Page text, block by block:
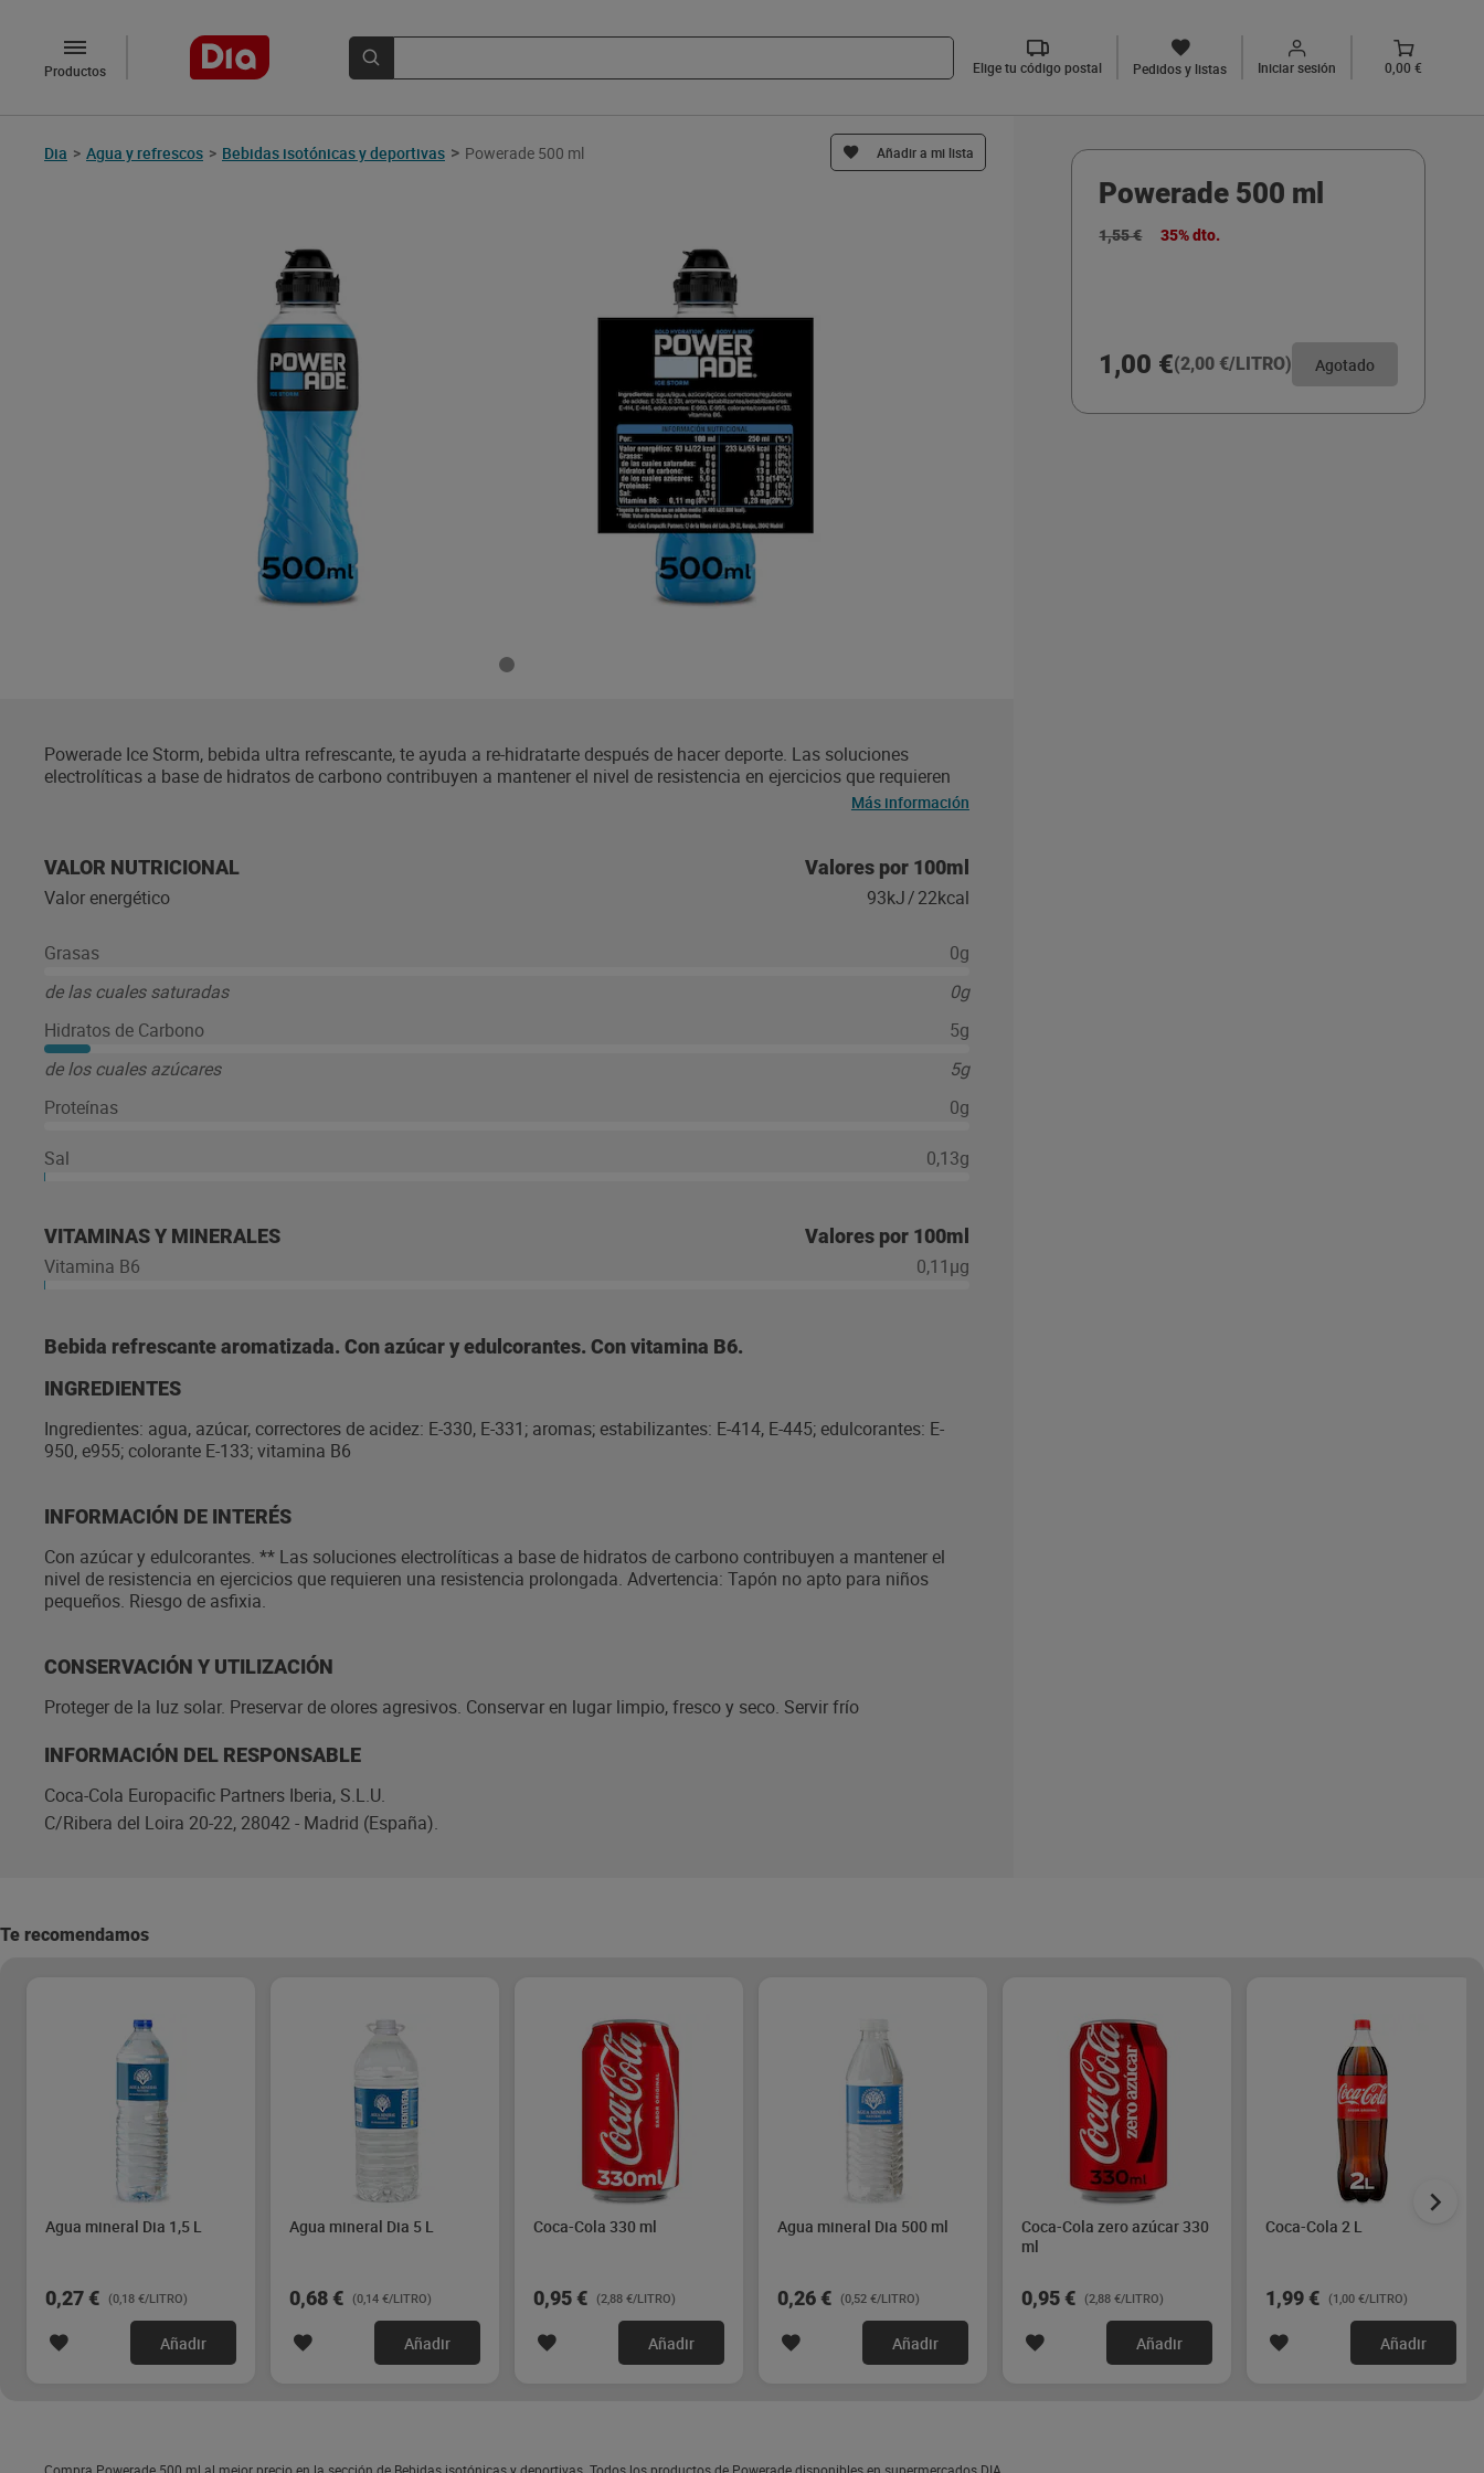
Productos Elige tu código postal Pedidos y listas Iniciar sesión 0,00 €
Dia > Agua y refrescos > Bebidas isotónicas y deportivas > Powerade 500 ml Añadir a mi lista
Powerade Ice Storm, bebida ultra refrescante, te ayuda a re-hidratarte después de hacer deporte. Las soluciones
electrolíticas a base de hidratos de carbono contribuyen a mantener el nivel de resistencia en ejercicios que requieren
una resistencia prolongada. Su práctica botella de 500 ml. cuenta con un diseño ergonómico y tapón push&pull, que
Más información
VALOR NUTRICIONAL Valores por 100ml
Valor energético 93kJ/22kcal
Grasas
0g
de las cuales saturadas
0g
Hidratos de Carbono
5g
de los cuales azúcares
5g
Proteínas
0g
Sal 0,13g
VITAMINAS Y MINERALES Valores por 100ml
Vitamina B6 0,11µg
Bebida refrescante aromatizada. Con azúcar y edulcorantes. Con vitamina B6.
INGREDIENTES
Ingredientes: agua, azúcar, correctores de acidez: E-330, E-331; aromas; estabilizantes: E-414, E-445; edulcorantes: E-
950, e955; colorante E-133; vitamina B6
INFORMACIÓN DE INTERÉS
Con azúcar y edulcorantes. ** Las soluciones electrolíticas a base de hidratos de carbono contribuyen a mantener el
nivel de resistencia en ejercicios que requieren una resistencia prolongada. Advertencia: Tapón no apto para niños
pequeños. Riesgo de asfixia.
CONSERVACIÓN Y UTILIZACIÓN
Proteger de la luz solar. Preservar de olores agresivos. Conservar en lugar limpio, fresco y seco. Servir frío
INFORMACIÓN DEL RESPONSABLE
Coca-Cola Europacific Partners Iberia, S.L.U.
C/Ribera del Loira 20-22, 28042 - Madrid (España).
Powerade 500 ml
1,55 € 35% dto.
1,00 €(2,00 €/LITRO) Agotado
Te recomendamos
Agua mineral Dia 1,5 L
0,27 € (0,18 €/LITRO)
Añadir
Agua mineral Dia 5 L
0,68 € (0,14 €/LITRO)
Añadir
Coca-Cola 330 ml
0,95 € (2,88 €/LITRO)
Añadir
Agua mineral Dia 500 ml
0,26 € (0,52 €/LITRO)
Añadir
Coca-Cola zero azúcar 330
ml
0,95 € (2,88 €/LITRO)
Añadir
Coca-Cola 2 L
1,99 € (1,00 €/LITRO)
Añadir